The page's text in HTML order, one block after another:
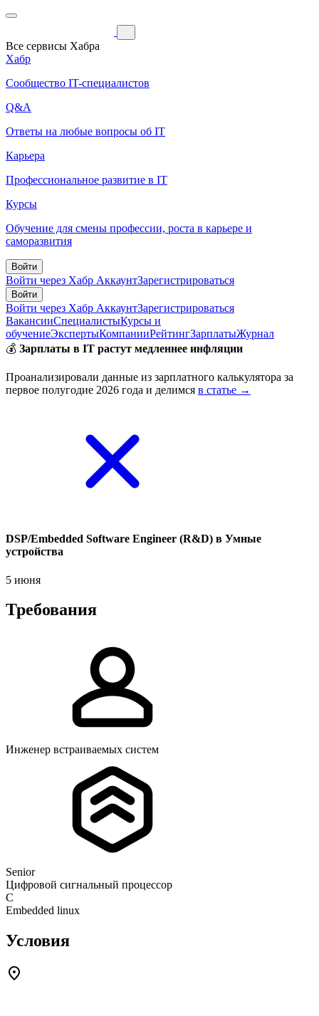
Все сервисы Хабра
Хабр
Сообщество IT-специалистов
Q&A
Ответы на любые вопросы об IT
Карьера
Профессиональное развитие в IT
Курсы
Обучение для смены профессии, роста в карьере и
саморазвития
Войти
Войти через Хабр АккаунтЗарегистрироваться
Войти
Войти через Хабр АккаунтЗарегистрироваться
ВакансииСпециалистыКурсы и
обучениеЭкспертыКомпанииРейтингЗарплатыЖурнал
💰 Зарплаты в IT растут медленнее инфляции
Проанализировали данные из зарплатного калькулятора за
первое полугодие 2026 года и делимся в статье →
DSP/Embedded Software Engineer (R&D) в Умные
устройства
5 июня
Требования
Инженер встраиваемых систем
Senior
Цифровой сигнальный процессор
C
Embedded linux
Условия